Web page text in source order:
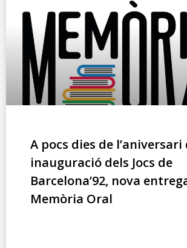
A pocs dies de l’aniversari
inauguració dels Jocs de
Barcelona’92, nova
Memòria Oral